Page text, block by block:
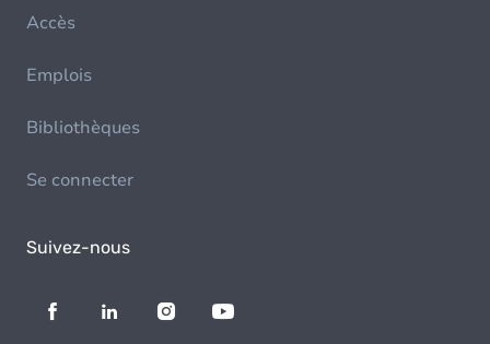
Accès
Emplois
Bibliothèques
Se connecter
Suivez-nous